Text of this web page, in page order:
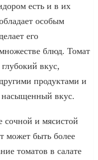
есть и в их
особым
его
блюд. Томат
вкус,
продуктами и
насыщенный вкус.
сочной и мясистой
может быть более
томатов в салате